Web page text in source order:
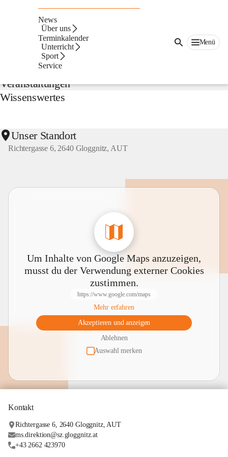
News
Über uns
Terminkalender
Unterricht
Sport
Service
Menü
Aktuelles
Veranstaltungen
Wissenswertes
Unser Standort
Richtergasse 6, 2640 Gloggnitz, AUT
Um Inhalte von Google Maps anzuzeigen,
musst du der Verwendung externer Cookies
zustimmen.
https://www.google.com/maps
Mehr erfahren
Akzeptieren und anzeigen
Ablehnen
Auswahl merken
Kontakt
Richtergasse 6, 2640 Gloggnitz, AUT
ms.direktion@sz.gloggnitz.at
+43 2662 423970